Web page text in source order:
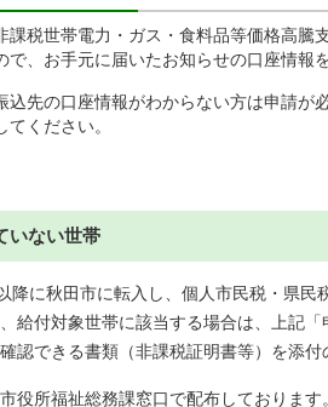
課税世帯電力・ガス・食料品等価格高騰
で、お手元に届いたお知らせの口座情報
込先の口座情報がわからない方は申請が
てください。
いない世帯
降に秋田市に転入し、個人市民税・県
給付対象世帯に該当する場合は、上記
認できる書類（非課税証明書等）を添付
役所福祉総務課窓口で配布しております